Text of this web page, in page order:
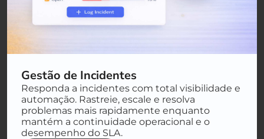
Gestão de Incidentes
Responda a incidentes com total visibilidade e
automação. Rastreie, escale e resolva
problemas mais rapidamente enquanto
mantém a continuidade operacional e o
desempenho do SLA.